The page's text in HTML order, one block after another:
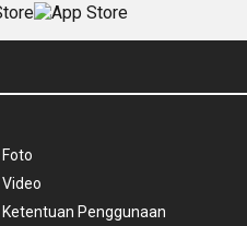
Foto
Video
Ketentuan Penggunaan